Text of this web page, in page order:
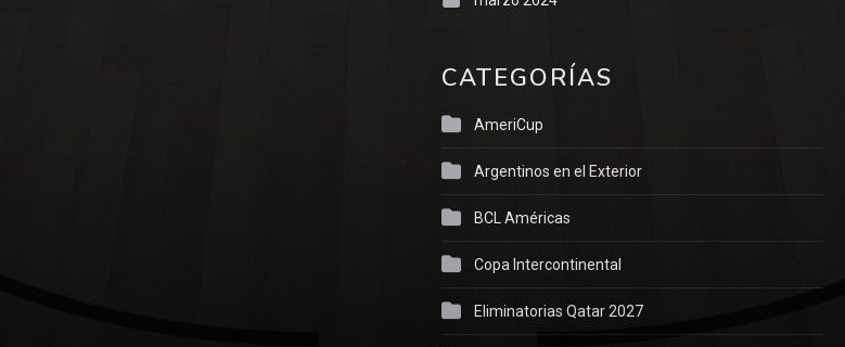
CATEGORÍAS
AmeriCup
Argentinos en el Exterior
BCL Américas
Copa Intercontinental
Eliminatorias Qatar 2027